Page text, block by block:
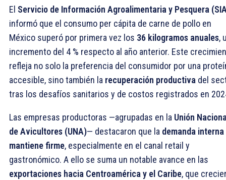
El Servicio de Información Agroalimentaria y Pesquera
informó que el consumo per cápita de carne de pollo en
México superó por primera vez los 36 kilogramos anuales,
incremento del 4 % respecto al año anterior. Este
refleja no solo la preferencia del consumidor por una
accesible, sino también la recuperación productiva del
tras los desafíos sanitarios y de costos registrados en
Las empresas productoras —agrupadas en la Unión
de Avicultores (UNA)— destacaron que la demanda interna
mantiene firme, especialmente en el canal retail y
gastronómico. A ello se suma un notable avance en las
exportaciones hacia Centroamérica y el Caribe, que